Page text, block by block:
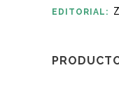
EDITORIAL: